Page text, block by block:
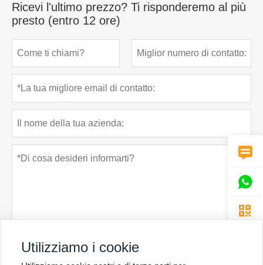
Ricevi l'ultimo prezzo? Ti risponderemo al più
presto (entro 12 ore)
Politica sulla riservatezza



Utilizziamo i cookie